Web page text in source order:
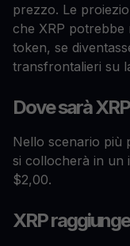
prezzo. Le
che XRP potrebbe
token, se
transfrontalieri su
Dove sarà
Nello scenario più
si collocherà in un
$2,00.
XRP